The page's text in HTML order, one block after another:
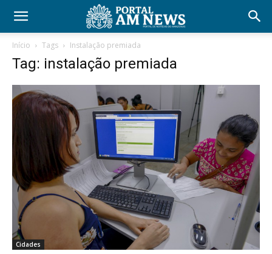
Início Tags Instalação premiada
Tag: instalação premiada
Cidades